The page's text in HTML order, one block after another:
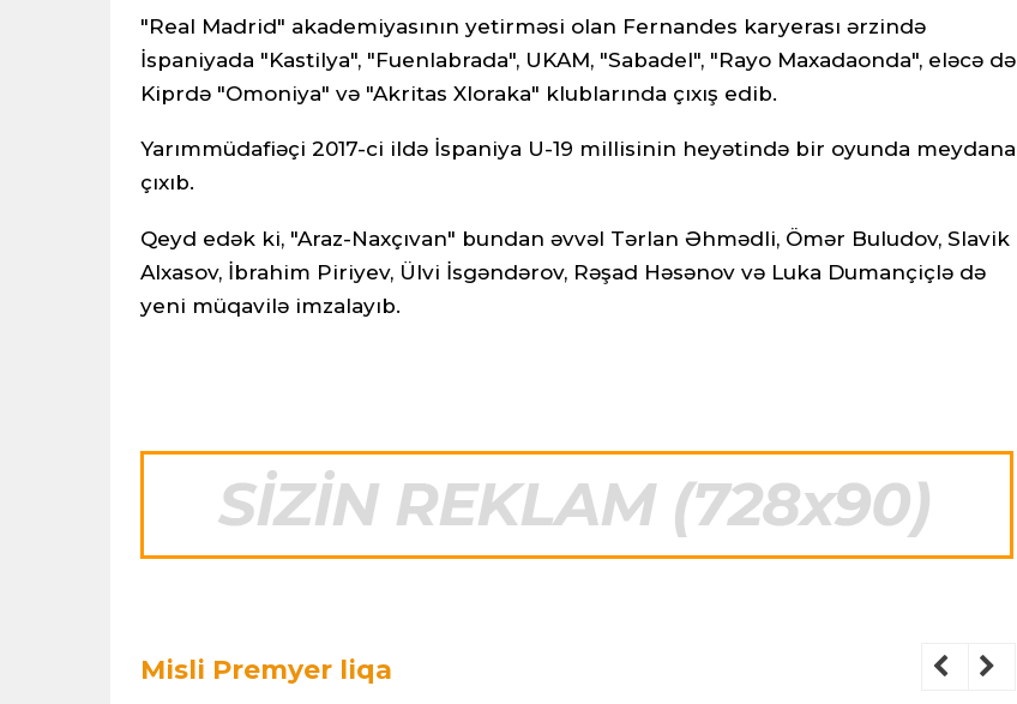
"Real Madrid" akademiyasının yetirməsi olan Fernandes karyerası ərzində
İspaniyada "Kastilya", "Fuenlabrada", UKAM, "Sabadel", "Rayo Maxadaonda", eləcə də
Kiprdə "Omoniya" və "Akritas Xloraka" klublarında çıxış edib.
Yarımmüdafiəçi 2017-ci ildə İspaniya U-19 millisinin heyətində bir oyunda meydana
çıxıb.
Qeyd edək ki, "Araz-Naxçıvan" bundan əvvəl Tərlan Əhmədli, Ömər Buludov, Slavik
Alxasov, İbrahim Piriyev, Ülvi İsgəndərov, Rəşad Həsənov və Luka Dumançiçlə də
yeni müqavilə imzalayıb.
Misli Premyer liqa